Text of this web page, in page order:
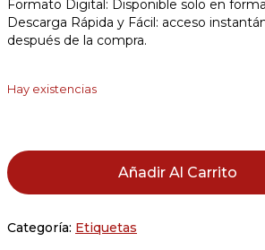
Formato Digital: Disponible solo en
Descarga Rápida y Fácil: acceso
después de la compra.
Hay existencias
Añadir Al Carrito
Categoría: Etiquetas